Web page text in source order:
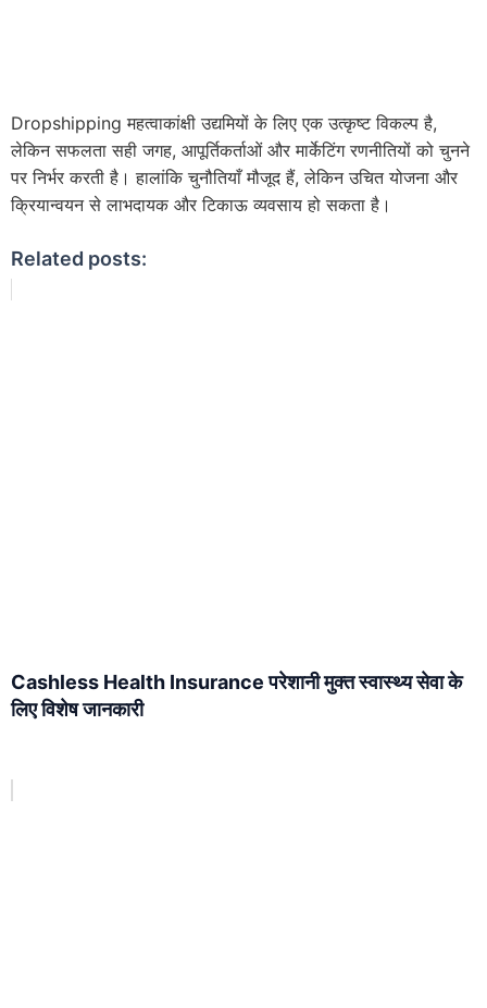
Dropshipping महत्वाकांक्षी उद्यमियों के लिए एक उत्कृष्ट विकल्प है,
लेकिन सफलता सही जगह, आपूर्तिकर्ताओं और मार्केटिंग रणनीतियों को चुनने
पर निर्भर करती है। हालांकि चुनौतियाँ मौजूद हैं, लेकिन उचित योजना और
क्रियान्वयन से लाभदायक और टिकाऊ व्यवसाय हो सकता है।
Related posts:
Cashless Health Insurance परेशानी मुक्त स्वास्थ्य सेवा के
लिए विशेष जानकारी